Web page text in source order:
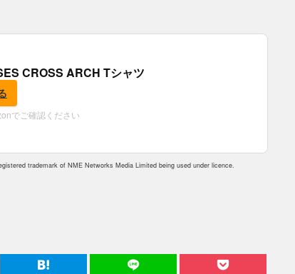
CROSS ARCH Tシャツ
でご確認ください
trademark of NME Networks Media Limited being used under licence.